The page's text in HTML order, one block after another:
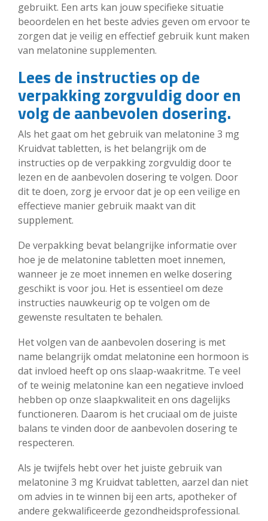
gebruikt. Een arts kan jouw specifieke situatie
beoordelen en het beste advies geven om ervoor te
zorgen dat je veilig en effectief gebruik kunt maken
van melatonine supplementen.
Lees de instructies op de
verpakking zorgvuldig door en
volg de aanbevolen dosering.
Als het gaat om het gebruik van melatonine 3 mg
Kruidvat tabletten, is het belangrijk om de
instructies op de verpakking zorgvuldig door te
lezen en de aanbevolen dosering te volgen. Door
dit te doen, zorg je ervoor dat je op een veilige en
effectieve manier gebruik maakt van dit
supplement.
De verpakking bevat belangrijke informatie over
hoe je de melatonine tabletten moet innemen,
wanneer je ze moet innemen en welke dosering
geschikt is voor jou. Het is essentieel om deze
instructies nauwkeurig op te volgen om de
gewenste resultaten te behalen.
Het volgen van de aanbevolen dosering is met
name belangrijk omdat melatonine een hormoon is
dat invloed heeft op ons slaap-waakritme. Te veel
of te weinig melatonine kan een negatieve invloed
hebben op onze slaapkwaliteit en ons dagelijks
functioneren. Daarom is het cruciaal om de juiste
balans te vinden door de aanbevolen dosering te
respecteren.
Als je twijfels hebt over het juiste gebruik van
melatonine 3 mg Kruidvat tabletten, aarzel dan niet
om advies in te winnen bij een arts, apotheker of
andere gekwalificeerde gezondheidsprofessional.